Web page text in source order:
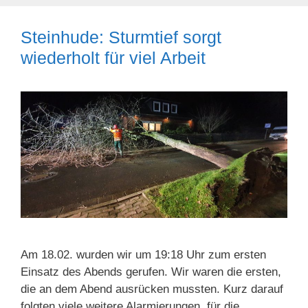
Steinhude: Sturmtief sorgt
wiederholt für viel Arbeit
Am 18.02. wurden wir um 19:18 Uhr zum ersten
Einsatz des Abends gerufen. Wir waren die ersten,
die an dem Abend ausrücken mussten. Kurz darauf